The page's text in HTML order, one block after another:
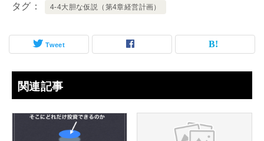
タグ 4-4大胆な仮説（第4章経営計画）
Tweet
関連記事